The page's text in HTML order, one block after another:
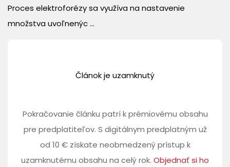
Proces elektroforézy sa využíva na nastavenie
množstva uvoľnenýc ...
Článok je uzamknutý
Pokračovanie článku patrí k prémiovému obsahu
pre predplatiteľov. S digitálnym predplatným už
od 10 € získate neobmedzený prístup k
uzamknutému obsahu na celý rok. Objednať si ho